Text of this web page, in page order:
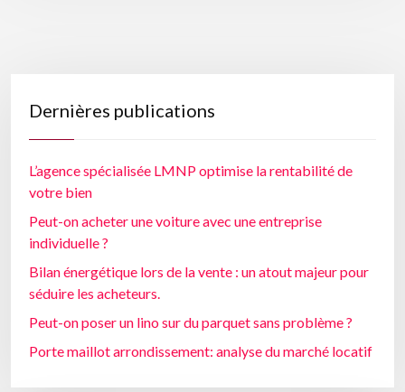
Dernières publications
L’agence spécialisée LMNP optimise la rentabilité de
votre bien
Peut-on acheter une voiture avec une entreprise
individuelle ?
Bilan énergétique lors de la vente : un atout majeur pour
séduire les acheteurs.
Peut-on poser un lino sur du parquet sans problème ?
Porte maillot arrondissement: analyse du marché locatif